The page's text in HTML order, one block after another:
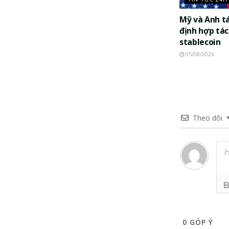
Mỹ và Anh
định hợp
stablecoin
05/08/2026
Theo dõi
0 GÓP Ý